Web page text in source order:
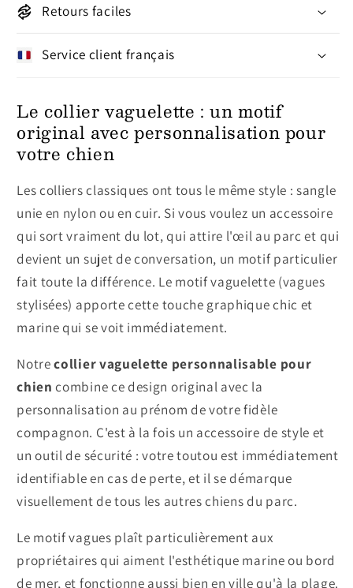
Retours faciles
Service client français
Le collier vaguelette : un motif
original avec personnalisation pour
votre chien
Les colliers classiques ont tous le même style : sangle
unie en nylon ou en cuir. Si vous voulez un accessoire
qui sort vraiment du lot, qui attire l'œil au parc et qui
devient un sujet de conversation, un motif particulier
fait toute la différence. Le motif vaguelette (vagues
stylisées) apporte cette touche graphique chic et
marine qui se voit immédiatement.
Notrecollier vaguelette personnalisable pour
chien combine ce design original avec la
personnalisation au prénom de votre fidèle
compagnon. C'est à la fois un accessoire de style et
un outil de sécurité : votre toutou est immédiatement
identifiable en cas de perte, et il se démarque
visuellement de tous les autres chiens du parc.
Le motif vagues plaît particulièrement aux
propriétaires qui aiment l'esthétique marine ou bord
de mer, et fonctionne aussi bien en ville qu'à la plage.